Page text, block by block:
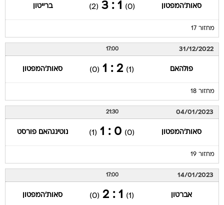
מחזור 17
31/12/2022
פולהאם (1)
2 : 1
(0) סאות'המפטון
04/01/2023
סאות'המפטון (0)
0 : 1
(1) נוטינגהאם פורסט
מחזור 19
14/01/2023
אברטון (1)
1 : 2
(0) סאות'המפטון